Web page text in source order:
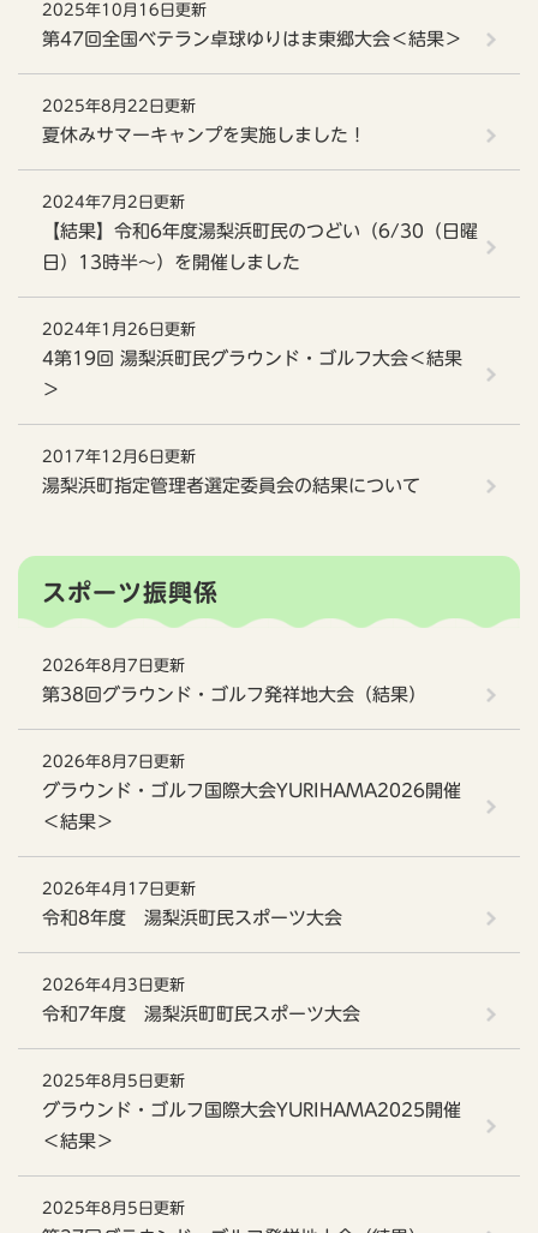
2025年10月16日更新
第47回全国ベテラン卓球ゆりはま東郷大会＜結果＞
2025年8月22日更新
夏休みサマーキャンプを実施しました！
2024年7月2日更新
【結果】令和6年度湯梨浜町民のつどい（6/30（日曜
日）13時半～）を開催しました
2024年1月26日更新
4第19回 湯梨浜町民グラウンド・ゴルフ大会＜結果
＞
2017年12月6日更新
湯梨浜町指定管理者選定委員会の結果について
スポーツ振興係
2026年8月7日更新
第38回グラウンド・ゴルフ発祥地大会（結果）
2026年8月7日更新
グラウンド・ゴルフ国際大会YURIHAMA2026開催
＜結果＞
2026年4月17日更新
令和8年度 湯梨浜町民スポーツ大会
2026年4月3日更新
令和7年度 湯梨浜町町民スポーツ大会
2025年8月5日更新
グラウンド・ゴルフ国際大会YURIHAMA2025開催
＜結果＞
2025年8月5日更新